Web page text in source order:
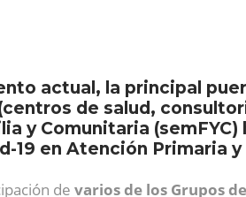
actual, la principal
de salud,
y Comunitaria
19 en Atención Primaria
de varios de los Grupos